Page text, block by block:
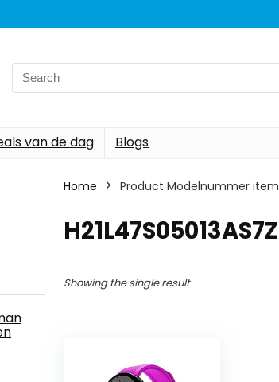
Search
for:
van de dag Blogs
Home Product Modelnummer item
H21L47S05013AS7Z
Showing the single result